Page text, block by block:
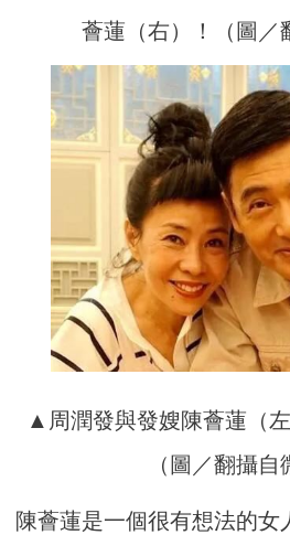
薈蓮（右）！（圖／
▲周潤發與發嫂陳薈蓮（
（圖／翻攝自
陳薈蓮是一個很有想法的女